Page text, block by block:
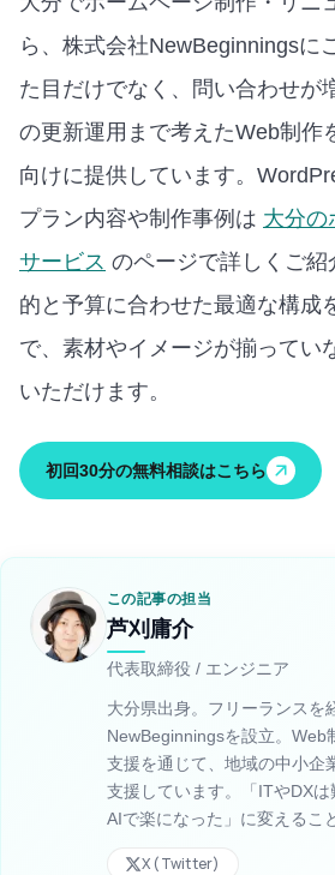
ら、株式会社NewBeginningsに
た目だけでなく、問い合わせが
の更新運用まで考えたWeb制作
向けに提供しています。
プラン内容や制作事例は 大分の
サービス のページで詳しくご紹
的と予算に合わせた最適な構成
で、素材やイメージが揃ってい
いただけます。
初回30分の無料相談はこちら
この記事の担当
芦刈庸介
代表取締役 / エンジニア
大分県出身。フリーランスを
NewBeginningsを設立。Web
支援を通じて、地域の中小企
支援しています。「ITやDXは
AIで楽になった」に変えるこ
X (Twitter)